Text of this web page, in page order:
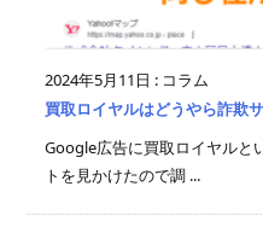
2024年5月11日 : コラム
買取ロイヤルはどうやら詐欺
Google広告に買取ロイヤルと
トを見かけたので調 ...